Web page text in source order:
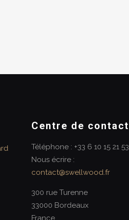
Centre de contact
Téléphone : +33 6 10 15 21 53
Nous écrire :
contact@swellwood.fr
300 rue Turenne
33000 Bordeaux
France